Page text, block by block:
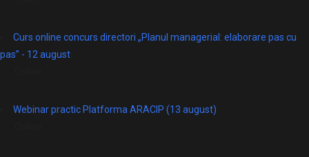
Curs online concurs directori „Planul managerial: elaborare pas cu
pas” - 12 august
Webinar practic Platforma ARACIP (13 august)